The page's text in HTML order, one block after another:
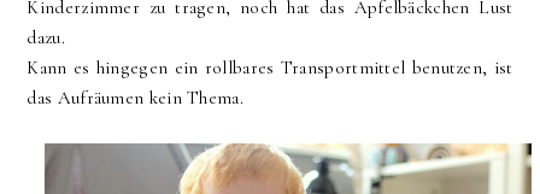
Kinderzimmer zu tragen, noch hat das Apfelbäckchen Lust
dazu.
Kann es hingegen ein rollbares Transportmittel benutzen, ist
das Aufräumen kein Thema.